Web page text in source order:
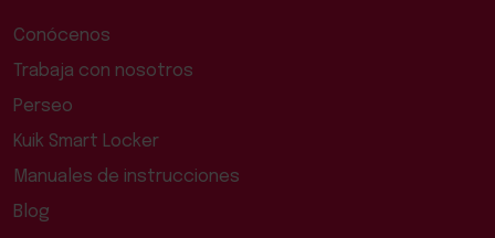
Conócenos
Trabaja con nosotros
Perseo
Kuik Smart Locker
Manuales de instrucciones
Blog